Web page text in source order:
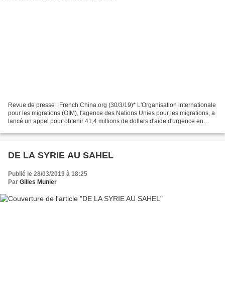
Revue de presse : French.China.org (30/3/19)* L'Organisation internationale
pour les migrations (OIM), l'agence des Nations Unies pour les migrations, a
lancé un appel pour obtenir 41,4 millions de dollars d'aide d'urgence en
DE LA SYRIE AU SAHEL
Publié le 28/03/2019 à 18:25
Par Gilles Munier